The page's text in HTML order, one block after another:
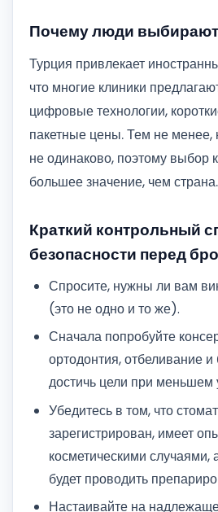
Почему люди
Турция привлекает
что многие клиники
цифровые технологии,
пакетные цены. Тем не менее,
не одинаково, поэтому выбор
большее значение, чем страна.
Краткий контрольный
безопасности перед
Спросите, нужны ли вам
(это не одно и то же).
Сначала попробуйте
ортодонтия, отбеливание и
достичь цели при меньшем
Убедитесь в том, что
зарегистрирован, имеет
косметическими случаями,
будет проводить
Настаивайте на